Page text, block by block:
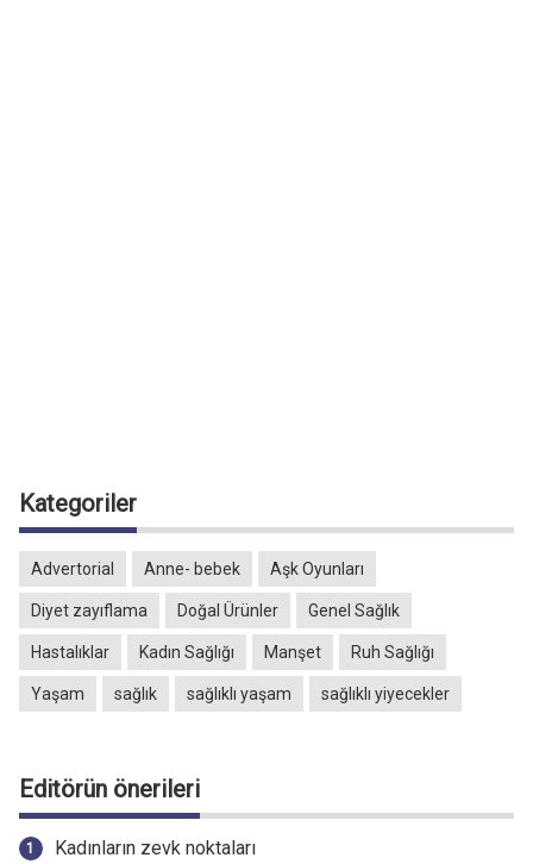
Kategoriler
Advertorial Anne- bebek Aşk Oyunları
Diyet zayıflama Doğal Ürünler Genel Sağlık
Hastalıklar Kadın Sağlığı Manşet Ruh Sağlığı
Yaşam sağlık sağlıklı yaşam sağlıklı yiyecekler
Editörün önerileri
Kadınların zevk noktaları